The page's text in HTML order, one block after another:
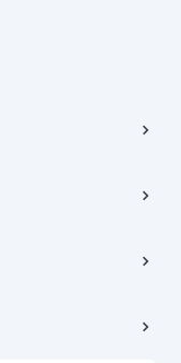
트윈트리빌딩) B동 5층
층, 8층 미소
사자에게 있습니다.